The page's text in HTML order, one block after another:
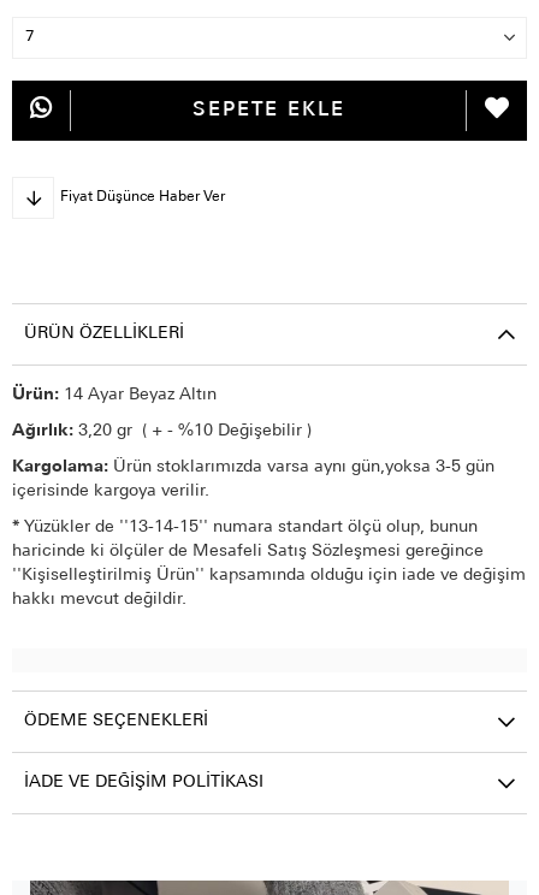
Fiyat Düşünce Haber Ver
ÜRÜN ÖZELLIKLERI
Ürün: 14 Ayar Beyaz Altın
Ağırlık: 3,20 gr ( + - %10 Değişebilir )
Kargolama: Ürün stoklarımızda varsa aynı gün,yoksa 3-5 gün
içerisinde kargoya verilir.
* Yüzükler de ''13-14-15'' numara standart ölçü olup, bunun
haricinde ki ölçüler de Mesafeli Satış Sözleşmesi gereğince
''Kişiselleştirilmiş Ürün'' kapsamında olduğu için iade ve değişim
hakkı mevcut değildir.
ÖDEME SEÇENEKLERI
İADE VE DEĞIŞIM POLITIKASI